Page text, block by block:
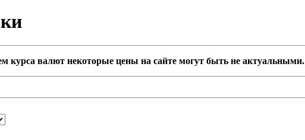
валют некоторые цены на сайте могут быть не актуальными.